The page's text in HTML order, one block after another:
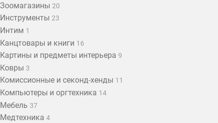
Зоомагазины 20
Инструменты 23
Интим 1
Канцтовары и книги 16
Картины и предметы интерьера 9
Ковры 3
Комиссионные и секонд-хенды 11
Компьютеры и оргтехника 14
Мебель 37
Медтехника 4